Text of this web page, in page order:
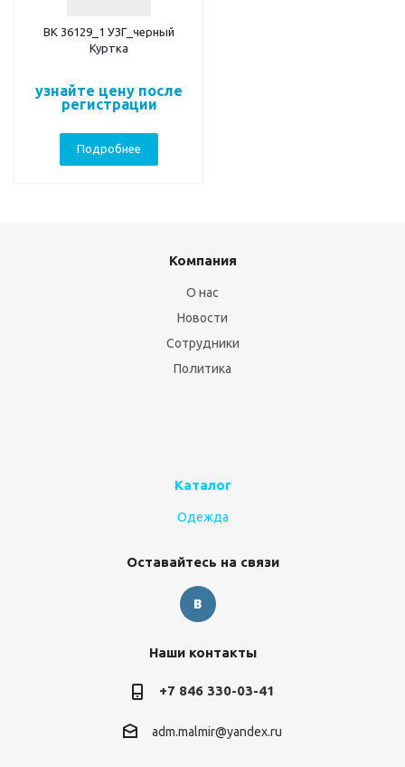
ВК 36129_1 УЗГ_черный
Куртка
узнайте цену после
регистрации
Подробнее
Компания
О нас
Новости
Сотрудники
Политика
Каталог
Одежда
Оставайтесь на связи
Наши контакты
+7 846 330-03-41
adm.malmir@yandex.ru